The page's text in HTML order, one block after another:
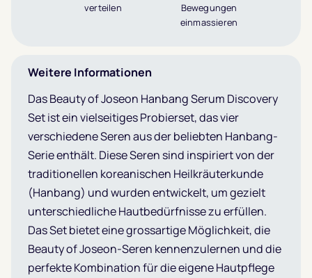
verteilen
Bewegungen
einmassieren
Weitere Informationen
Das Beauty of Joseon Hanbang Serum Discovery
Set ist ein vielseitiges Probierset, das vier
verschiedene Seren aus der beliebten Hanbang-
Serie enthält. Diese Seren sind inspiriert von der
traditionellen koreanischen Heilkräuterkunde
(Hanbang) und wurden entwickelt, um gezielt
unterschiedliche Hautbedürfnisse zu erfüllen.
Das Set bietet eine grossartige Möglichkeit, die
Beauty of Joseon-Seren kennenzulernen und die
perfekte Kombination für die eigene Hautpflege